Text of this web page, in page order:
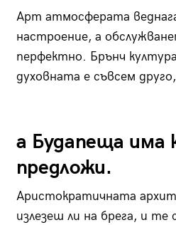
Арт атмосферата
настроение, а
перфектно. Брънч
духовната е съвсем друго,
а Будапеща има
предложи.
Аристократичната
излезеш ли на брега, и те